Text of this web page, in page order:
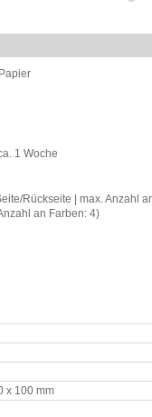
1 Woche
Rückseite | max. Anzahl
an Farben: 4)
x 100 mm